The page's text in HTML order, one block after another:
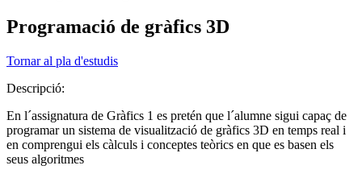
Programació de gràfics 3D
Tornar al pla d'estudis
Descripció:
En l´assignatura de Gràfics 1 es pretén que l´alumne sigui capaç de
programar un sistema de visualització de gràfics 3D en temps real i
en comprengui els càlculs i conceptes teòrics en que es basen els
seus algoritmes